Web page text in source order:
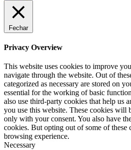
Fechar
Privacy Overview
This website uses cookies to improve
navigate through the website. Out of
categorized as necessary are stored on
essential for the working of basic
also use third-party cookies that help us
you use this website. These cookies will
only with your consent. You also have
cookies. But opting out of some of these
browsing experience.
Necessary